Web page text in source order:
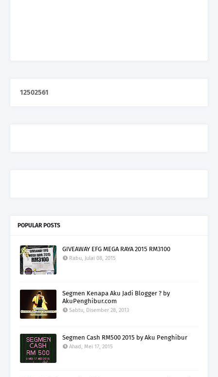
12502561
POPULAR POSTS
GIVEAWAY EFG MEGA RAYA 2015 RM3100
Rabu, Julai 08, 2015
Segmen Kenapa Aku Jadi Blogger ? by
AkuPenghibur.com
Sabtu, Disember 28, 2013
Segmen Cash RM500 2015 by Aku Penghibur
Ahad, Mei 17, 2015